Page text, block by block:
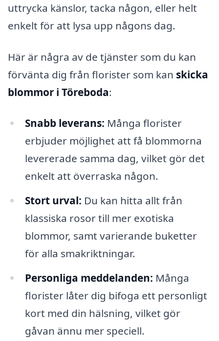
uttrycka känslor, tacka någon, eller helt
enkelt för att lysa upp någons dag.
Här är några av de tjänster som du kan
förvänta dig från florister som kan skicka
blommor i Töreboda:
Snabb leverans: Många florister
erbjuder möjlighet att få blommorna
levererade samma dag, vilket gör det
enkelt att överraska någon.
Stort urval: Du kan hitta allt från
klassiska rosor till mer exotiska
blommor, samt varierande buketter
för alla smakriktningar.
Personliga meddelanden: Många
florister låter dig bifoga ett personligt
kort med din hälsning, vilket gör
gåvan ännu mer speciell.